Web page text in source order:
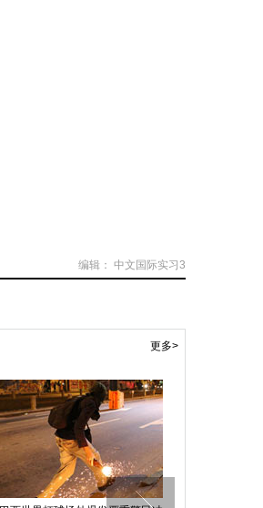
编辑： 中文国际实习3
更多>